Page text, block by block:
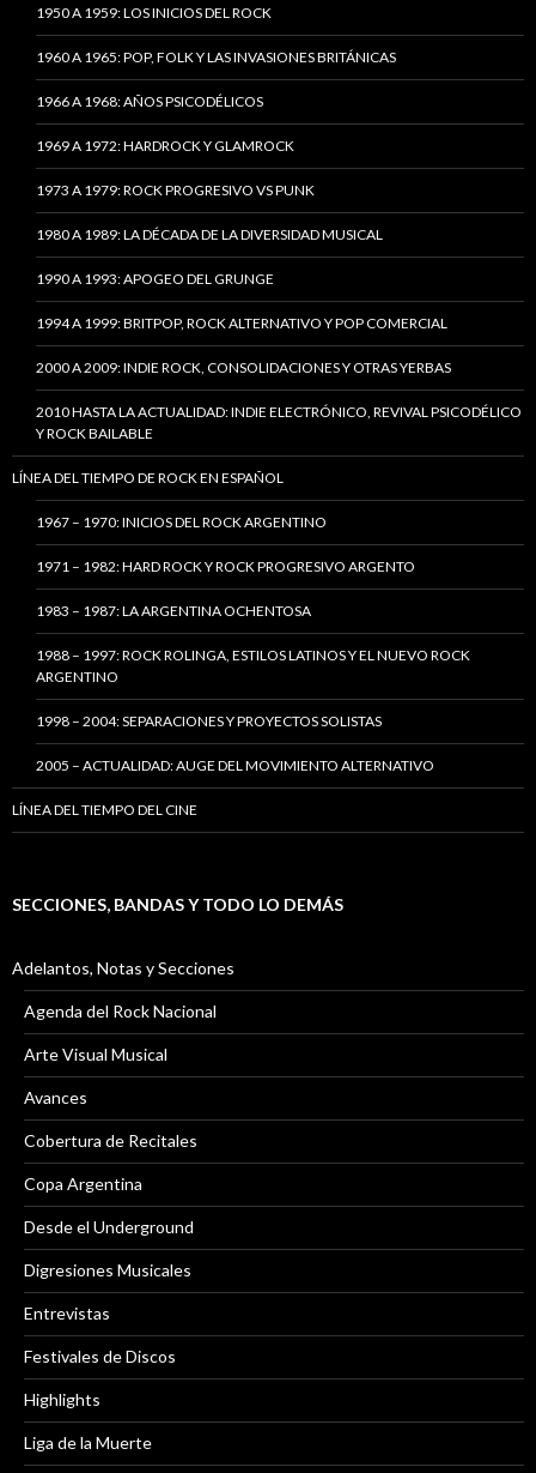
1950 A 1959: LOS INICIOS DEL ROCK
1960 A 1965: POP, FOLK Y LAS INVASIONES BRITÁNICAS
1966 A 1968: AÑOS PSICODÉLICOS
1969 A 1972: HARDROCK Y GLAMROCK
1973 A 1979: ROCK PROGRESIVO VS PUNK
1980 A 1989: LA DÉCADA DE LA DIVERSIDAD MUSICAL
1990 A 1993: APOGEO DEL GRUNGE
1994 A 1999: BRITPOP, ROCK ALTERNATIVO Y POP COMERCIAL
2000 A 2009: INDIE ROCK, CONSOLIDACIONES Y OTRAS YERBAS
2010 HASTA LA ACTUALIDAD: INDIE ELECTRÓNICO, REVIVAL PSICODÉLICO
Y ROCK BAILABLE
LÍNEA DEL TIEMPO DE ROCK EN ESPAÑOL
1967 – 1970: INICIOS DEL ROCK ARGENTINO
1971 – 1982: HARD ROCK Y ROCK PROGRESIVO ARGENTO
1983 – 1987: LA ARGENTINA OCHENTOSA
1988 – 1997: ROCK ROLINGA, ESTILOS LATINOS Y EL NUEVO ROCK
ARGENTINO
1998 – 2004: SEPARACIONES Y PROYECTOS SOLISTAS
2005 – ACTUALIDAD: AUGE DEL MOVIMIENTO ALTERNATIVO
LÍNEA DEL TIEMPO DEL CINE
SECCIONES, BANDAS Y TODO LO DEMÁS
Adelantos, Notas y Secciones
Agenda del Rock Nacional
Arte Visual Musical
Avances
Cobertura de Recitales
Copa Argentina
Desde el Underground
Digresiones Musicales
Entrevistas
Festivales de Discos
Highlights
Liga de la Muerte